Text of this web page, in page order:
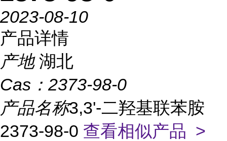
2023-08-10
产品详情
产地 湖北
Cas： 2373-98-0
产品名称3,3'-二羟基联苯胺
2373-98-0 查看相似产品 >